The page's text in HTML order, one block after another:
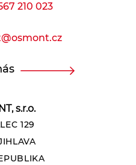
s.r.o.
129
210 023